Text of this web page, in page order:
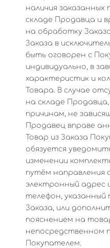
наличия заказанных
складе Продавца и
на обработку
Заказа в
быть оговорен с
индивидуально, в
характеристик и
Товара. В случае
на складе
причинам, не
Продавец вправе
Товар из Заказа
обязуется
изменении
путём направления
электронный адрес
телефон, указанный
Заказа, или
пояснением на
непосредственном
Покупателем.